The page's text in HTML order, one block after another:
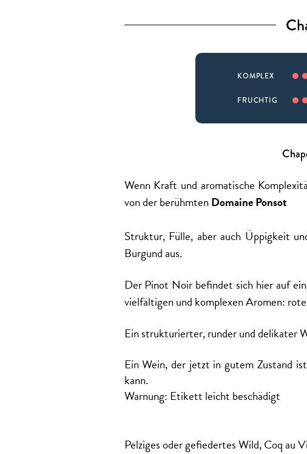
KOMPLEX
FRUCHTIG
Wenn Kraft und aromatische
von der berühmtenDomaine Ponsot
Struktur, Fülle, aber auch Üppigkeit
Burgund aus.
Der Pinot Noir befindet sich hier auf
vielfältigen und komplexen Aromen:
Ein strukturierter, runder und delikater
Ein Wein, der jetzt in gutem Zustand
kann.
Warnung: Etikett leicht beschädigt
Pelziges oder gefiedertes Wild, Coq au